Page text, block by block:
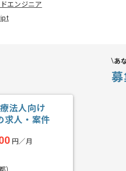
エンジニア
あ
法人向け
求人・案件
円／月